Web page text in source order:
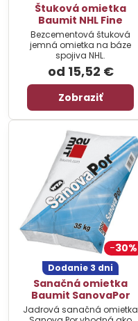
Štuková omietka
Baumit NHL Fine
Bezcementová štuková
jemná omietka na báze
spojiva NHL.
od 15,52 €
Zobraziť
30%
Dodanie 3 dni
Sanačná omietka
Baumit SanovaPor
Jadrová sanačná omietka